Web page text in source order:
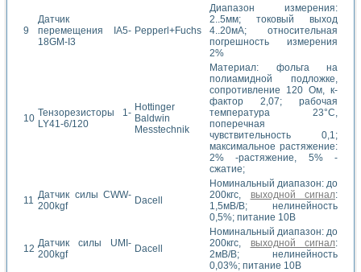
9
Датчик
перемещения IA5-
18GM-I3
Pepperl+Fuchs
Диапазон измерения:
2..5мм; токовый выход
4..20мА; относительная
погрешность измерения
2%
10 Тензорезисторы 1-
LY41-6/120
Hottinger
Baldwin
Messtechnik
Материал: фольга на
полиамидной подложке,
сопротивление 120 Ом, к-
фактор 2,07; рабочая
температура 23°С,
поперечная
чувствительность 0,1;
максимальное растяжение:
2% -растяжение, 5% -
сжатие;
11
Датчик силы CWW-
200kgf
Dacell
Номинальный диапазон: до
200кгс, выходной сигнал:
1,5мВ/В; нелинейность
0,5%; питание 10В
12 Датчик силы UMI-
200kgf
Dacell
Номинальный диапазон: до
200кгс, выходной сигнал:
2мВ/В; нелинейность
0,03%; питание 10В